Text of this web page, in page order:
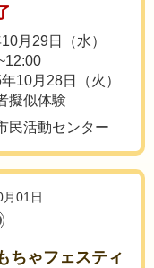
月29日（水）
10月28日（火）
擬似体験
民活動センター
01日
ちゃフェスティ